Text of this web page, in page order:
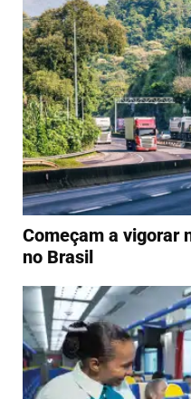
Começam a vigorar
no Brasil